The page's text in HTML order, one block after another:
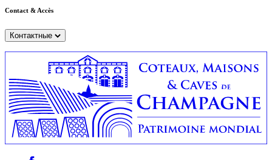
Contact & Accès
Контактные